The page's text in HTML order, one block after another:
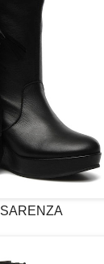
SARENZA